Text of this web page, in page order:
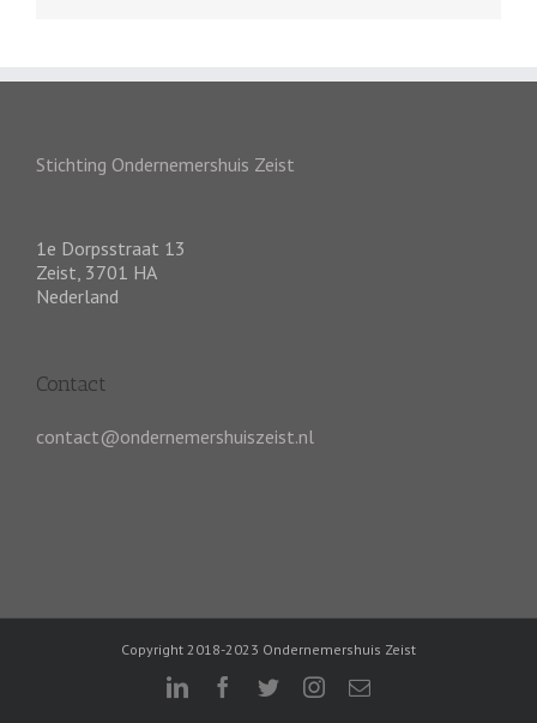
Stichting Ondernemershuis Zeist
1e Dorpsstraat 13
Zeist, 3701 HA
Nederland
Contact
contact@ondernemershuiszeist.nl
Copyright 2018-2023 Ondernemershuis Zeist
linkedinfacebook
twitterinstagram
E-